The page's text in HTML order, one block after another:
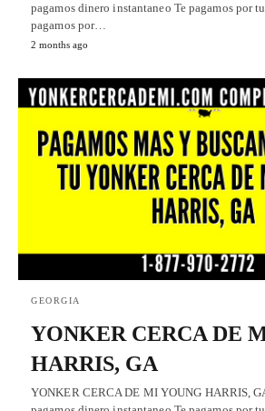
pagamos dinero instantaneo Te pagamos por
pagamos por…
2 months ago
GEORGIA
YONKER CERCA DE
HARRIS, GA
YONKER CERCA DE MI YOUNG HARRIS,